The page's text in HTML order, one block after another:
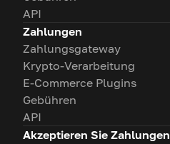
API
Zahlungen
Zahlungsgateway
Krypto-Verarbeitung
E-Commerce Plugins
Gebühren
API
Akzeptieren Sie Zahlungen